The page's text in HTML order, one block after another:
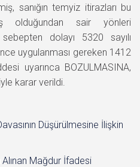
sanığın temyiz itirazları bu
olduğundan sair yönleri
dolayı 5320 sayılı
uygulanması gereken 1412
uyarınca BOZULMASINA,
karar verildi.
Düşürülmesine İlişkin
Mağdur İfadesi